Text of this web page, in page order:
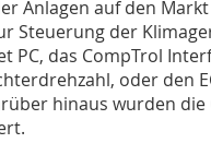
Anlagen auf den
Steuerung der
PC, das CompTrol
oder den
hinaus wurden die